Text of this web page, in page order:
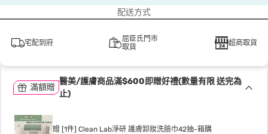
配送方式
宅配到府
屈臣氏門市
取貨
超商取貨
滿額贈
醫美/護膚商品滿$600即贈好禮(數量有限 送完為
止)
贈 [1件] Clean Lab淨研 護膚卸妝洗臉巾42抽-箱購